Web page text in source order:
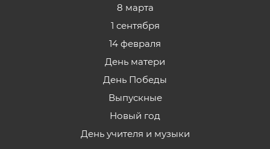
8 марта
1 сентября
14 февраля
День матери
День Победы
Выпускные
Новый год
День учителя и музыки